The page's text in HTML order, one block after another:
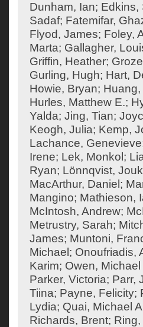
Dunham, Ian; Edkins,
Sadaf; Fatemifar,
Flyod, James; Foley,
Marta; Gallagher,
Griffin, Heather;
Gurling, Hugh; Hart,
Howie, Bryan; Huang,
Hurles, Matthew E.;
Yalda; Jing, Tian;
Keogh, Julia; Kemp,
Lachance, Genevieve
Irene; Lek, Monkol ;
Ryan; Lönnqvist,
MacArthur, Daniel ;
Mangino; Mathieson,
McIntosh, Andrew;
Metrustry, Sarah;
James; Muntoni,
Michael ; Onoufriadis,
Karim; Owen, Michael
Parker, Victoria; Parr,
Tiina; Payne, Felicity;
Lydia; Quai, Michael
Richards, Brent;